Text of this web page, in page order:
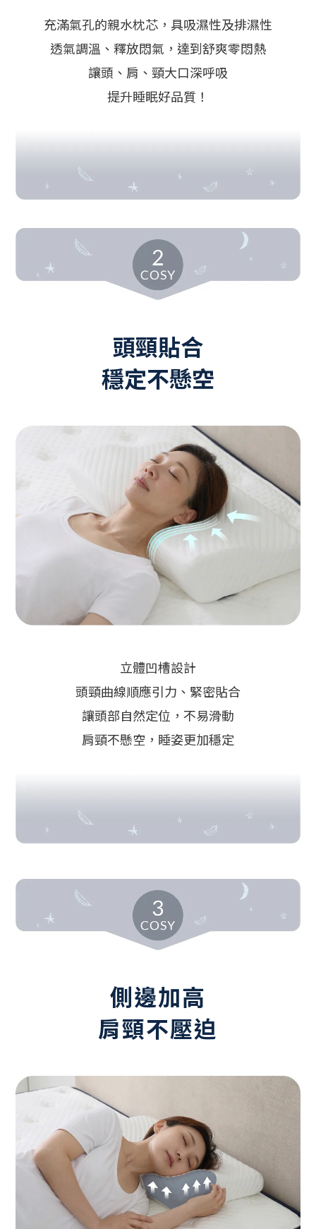
充滿氣孔的親水枕芯，具吸濕性及排濕性
透氣調溫、釋放悶氣，達到舒爽零悶熱
讓頭、肩、頸大口深呼吸
提升睡眠好品質！
頭頸貼合
穩定不懸空
立體凹槽設計
頭頸曲線順應引力、緊密貼合
讓頭部自然定位，不易滑動
肩頸不懸空，睡姿更加穩定
側邊加高
肩頸不壓迫